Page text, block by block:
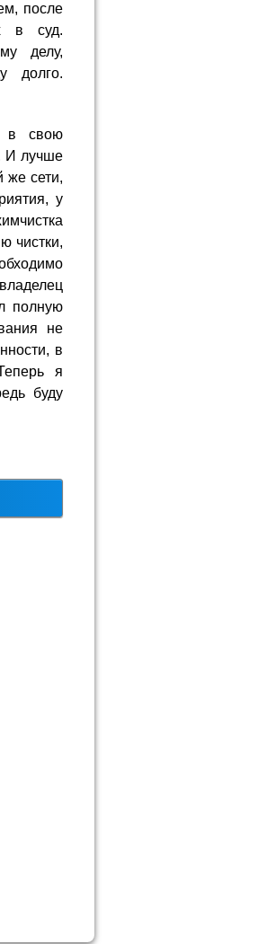
после
в суд.
делу,
долго.
в свою
И лучше
же сети,
у
чистки,
полную
не
в
я
буду